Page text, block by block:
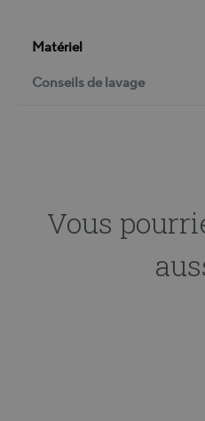
Matériel
Conseils de lavage
Vous